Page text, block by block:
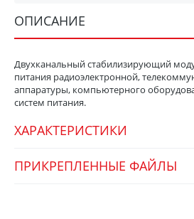
ОПИСАНИЕ
Двухканальный стабилизирующий
питания радиоэлектронной,
аппаратуры, компьютерного
систем питания.
ХАРАКТЕРИСТИКИ
ПРИКРЕПЛЕННЫЕ ФАЙЛЫ